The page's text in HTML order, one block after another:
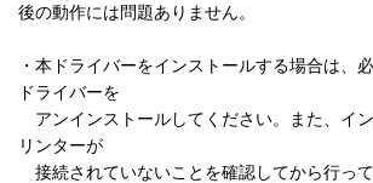
後の動作には問題ありません。
・本ドライバーをインストールする場合は、
ドライバーを
アンインストールしてください。また、イ
リンターが
接続されていないことを確認してから行っ